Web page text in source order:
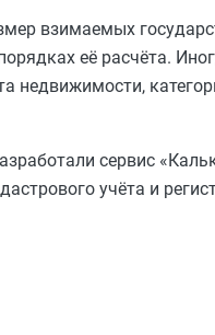
взимаемых
её расчёта.
недвижимости,
сервис
учёта и